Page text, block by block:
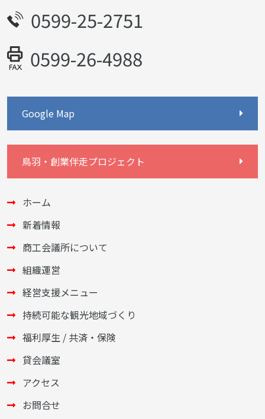
0599-25-2751
0599-26-4988
Google Map
鳥羽・創業伴走プロジェクト
ホーム
新着情報
商工会議所について
組織運営
経営支援メニュー
持続可能な観光地域づくり
福利厚生 / 共済・保険
貸会議室
アクセス
お問合せ